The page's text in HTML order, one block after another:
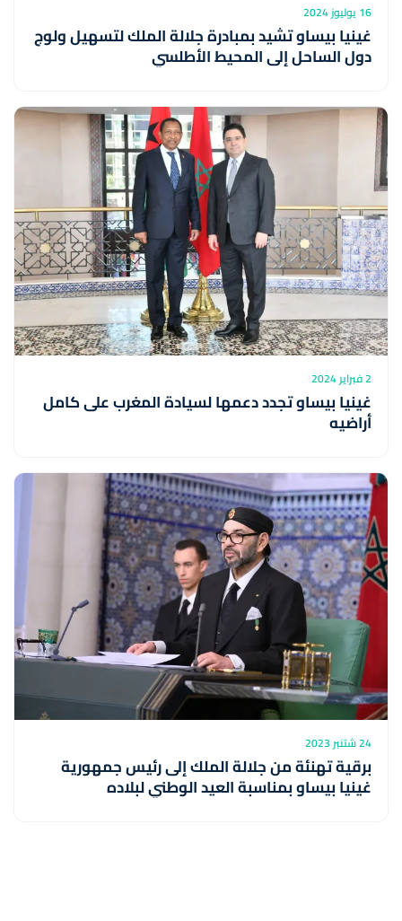
16 يوليوز 2024
غينيا بيساو تشيد بمبادرة جلالة الملك لتسهيل ولوج
دول الساحل إلى المحيط الأطلسي
2 فبراير 2024
غينيا بيساو تجدد دعمها لسيادة المغرب على كامل
أراضيه
24 شتنبر 2023
برقية تهنئة من جلالة الملك إلى رئيس جمهورية
غينيا بيساو بمناسبة العيد الوطني لبلاده